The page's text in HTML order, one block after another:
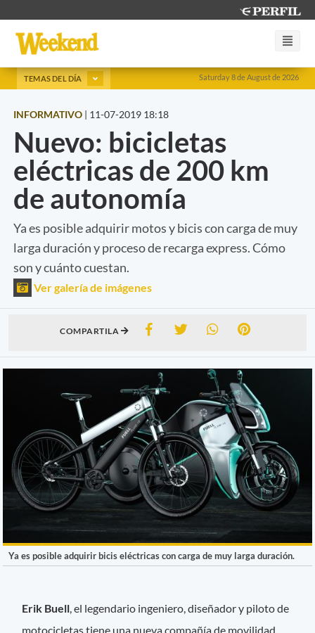
Saturday 8 de August de 2026
TEMAS DEL DÍA
INFORMATIVO | 11-07-2019 18:18
Nuevo: bicicletas
eléctricas de 200 km
de autonomía
Ya es posible adquirir motos y bicis con carga de muy
larga duración y proceso de recarga express. Cómo
son y cuánto cuestan.
Ver galería de imágenes
COMPARTILA
Ya es posible adquirir bicis eléctricas con carga de muy larga duración.
Erik Buell , el legendario ingeniero, diseñador y piloto de
motocicletas tiene una nueva compañía de movilidad